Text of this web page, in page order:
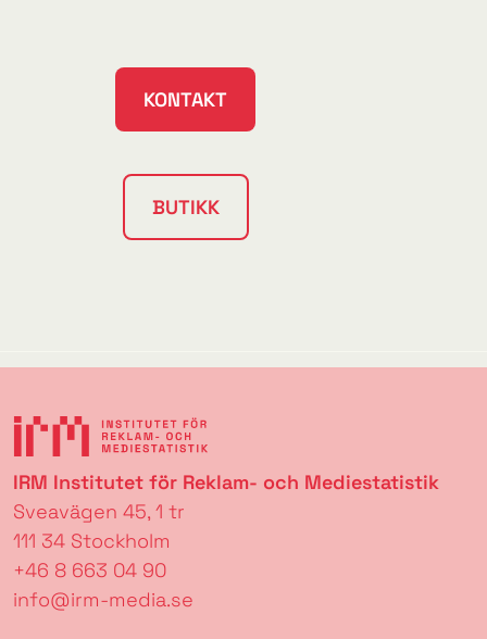
KONTAKT
BUTIKK
IRM Institutet för Reklam- och Mediestatistik
Sveavägen 45, 1 tr
111 34 Stockholm
+46 8 663 04 90
info@irm-media.se